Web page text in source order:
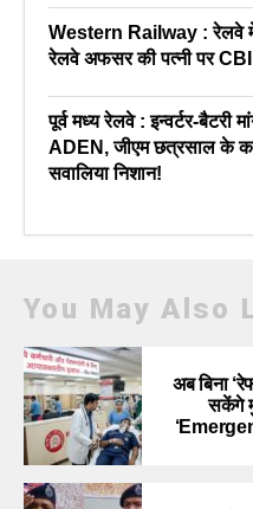
Western Railway : रेलवे में
रेलवे अफसर की पत्नी पर
पूर्व मध्य रेलवे : इन्वर्टर-
ADEN, जीएम छत्रसाल के
सवालिया निशान!
You May Also
अब बिना
सकेंगे